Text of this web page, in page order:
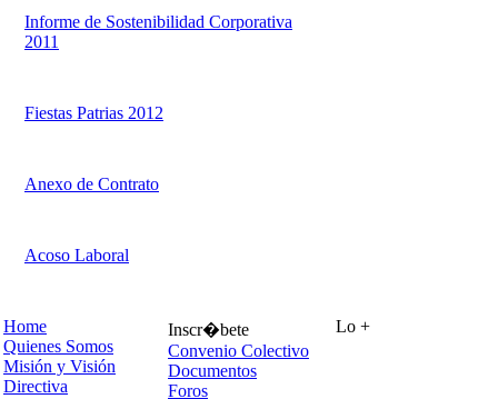
Informe de Sostenibilidad Corporativa
2011
Fiestas Patrias 2012
Anexo de Contrato
Acoso Laboral
Home
Quienes Somos
Misión y Visión
Directiva
Inscr�bete
Convenio Colectivo
Documentos
Foros
Lo +